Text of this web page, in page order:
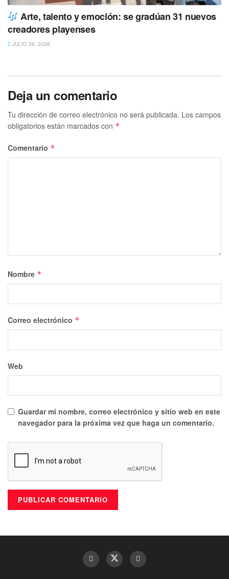
Quintana Roo
Solidaridad
Arte, talento y emoción: se gradúan 31 nuevos
creadores playenses
JULIO 29, 2026
Deja un comentario
Tu dirección de correo electrónico no será publicada. Los campos
obligatorios están marcados con *
Comentario *
Nombre *
Correo electrónico *
Web
Guardar mi nombre, correo electrónico y sitio web en este
navegador para la próxima vez que haga un comentario.